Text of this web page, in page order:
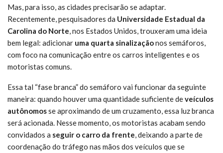
Mas, para isso, as cidades precisarão se adaptar.
Recentemente, pesquisadores da Universidade Estadual da
Carolina do Norte, nos Estados Unidos, trouxeram uma ideia
bem legal: adicionar uma quarta sinalizaçãonos semáforos,
com foco na comunicação entre os carros inteligentes e os
motoristas comuns.
Essa tal “fase branca” do semáforo vai funcionar da seguinte
maneira: quando houver uma quantidade suficiente deveículos
autônomosse aproximando de um cruzamento, essa luz branca
será acionada. Nesse momento, os motoristas acabam sendo
convidados a seguir o carro da frente, deixando a parte de
coordenação do tráfego nas mãos dos veículos que se